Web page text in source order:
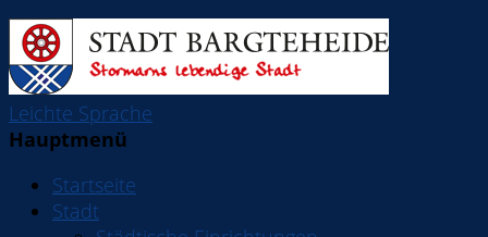
Leichte Sprache
Hauptmenü
Startseite
Stadt